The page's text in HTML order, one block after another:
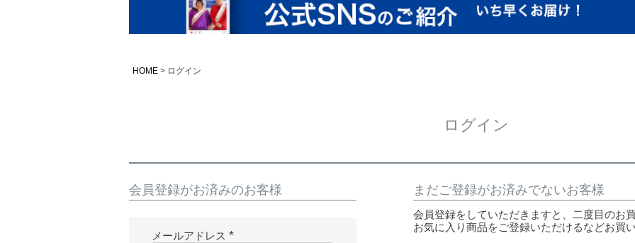
HOME ログイン
ログイン
会員登録がお済みのお客様
メールアドレス
まだご登録がお済みでないお客様
会員登録をしていただきますと、二度目のお
お気に入り商品をご登録いただけるなどお買